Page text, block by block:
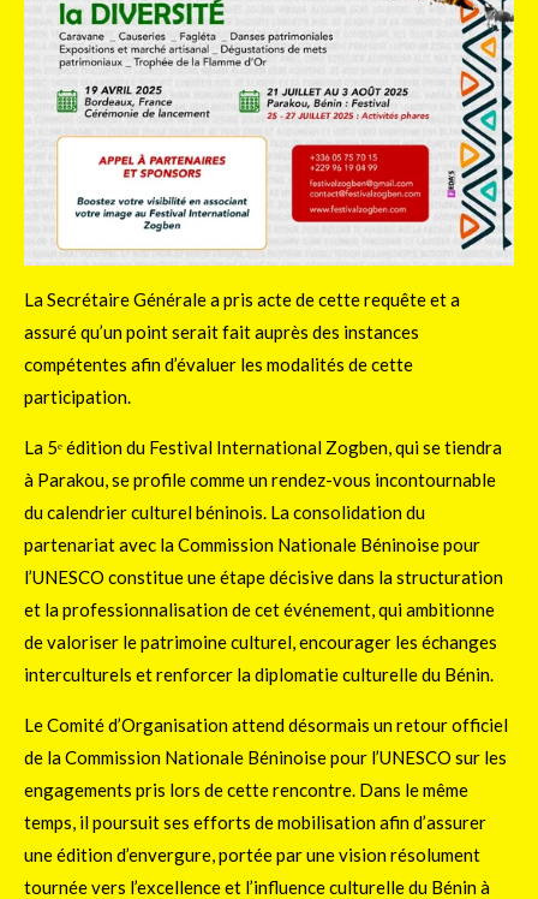
La Secrétaire Générale a pris acte de cette requête et a
assuré qu’un point serait fait auprès des instances
compétentes afin d’évaluer les modalités de cette
participation.
La 5ᵉ édition du Festival International Zogben, qui se tiendra
à Parakou, se profile comme un rendez-vous incontournable
du calendrier culturel béninois. La consolidation du
partenariat avec la Commission Nationale Béninoise pour
l’UNESCO constitue une étape décisive dans la structuration
et la professionnalisation de cet événement, qui ambitionne
de valoriser le patrimoine culturel, encourager les échanges
interculturels et renforcer la diplomatie culturelle du Bénin.
Le Comité d’Organisation attend désormais un retour officiel
de la Commission Nationale Béninoise pour l’UNESCO sur les
engagements pris lors de cette rencontre. Dans le même
temps, il poursuit ses efforts de mobilisation afin d’assurer
une édition d’envergure, portée par une vision résolument
tournée vers l’excellence et l’influence culturelle du Bénin à